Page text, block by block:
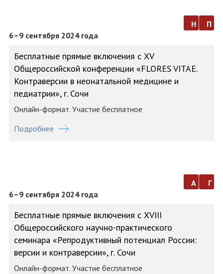
6–9 сентября 2024 года
н п
Бесплатные прямые включения с XV
Общероссийской конференции «FLORES VITAE.
Контраверсии в неонатальной медицине и
педиатрии», г. Сочи
Онлайн-формат. Участие бесплатное
Подробнее
6–9 сентября 2024 года
а г
Бесплатные прямые включения с XVIII
Общероссийского научно-практического
семинара «Репродуктивный потенциал России:
версии и контраверсии», г. Сочи
Онлайн-формат. Участие бесплатное